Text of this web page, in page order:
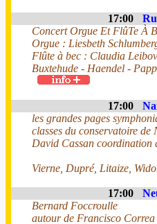
17:00
Concert Orgue Et FlûTe À
Orgue : Liesbeth
Flûte à bec : Claudia
Buxtehude - Haendel -
17:00
les grandes pages
classes du conservatoire de
David Cassan coordination
Vierne, Dupré, Litaize,
17:00
Bernard Foccroulle
autour de Francisco